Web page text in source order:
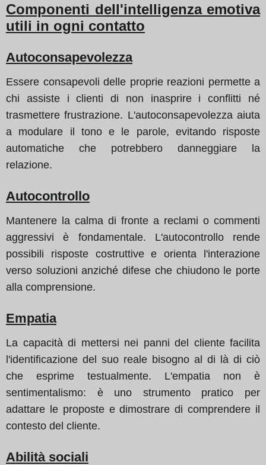
Componenti dell'intelligenza emotiva
utili in ogni contatto
Autoconsapevolezza
Essere consapevoli delle proprie reazioni permette a
chi assiste i clienti di non inasprire i conflitti né
trasmettere frustrazione. L'autoconsapevolezza aiuta
a modulare il tono e le parole, evitando risposte
automatiche che potrebbero danneggiare la
relazione.
Autocontrollo
Mantenere la calma di fronte a reclami o commenti
aggressivi è fondamentale. L'autocontrollo rende
possibili risposte costruttive e orienta l'interazione
verso soluzioni anziché difese che chiudono le porte
alla comprensione.
Empatia
La capacità di mettersi nei panni del cliente facilita
l'identificazione del suo reale bisogno al di là di ciò
che esprime testualmente. L'empatia non è
sentimentalismo: è uno strumento pratico per
adattare le proposte e dimostrare di comprendere il
contesto del cliente.
Abilità sociali